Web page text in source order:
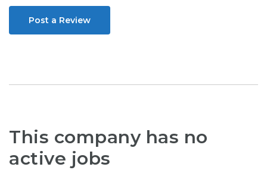
Post a Review
This company has no
active jobs